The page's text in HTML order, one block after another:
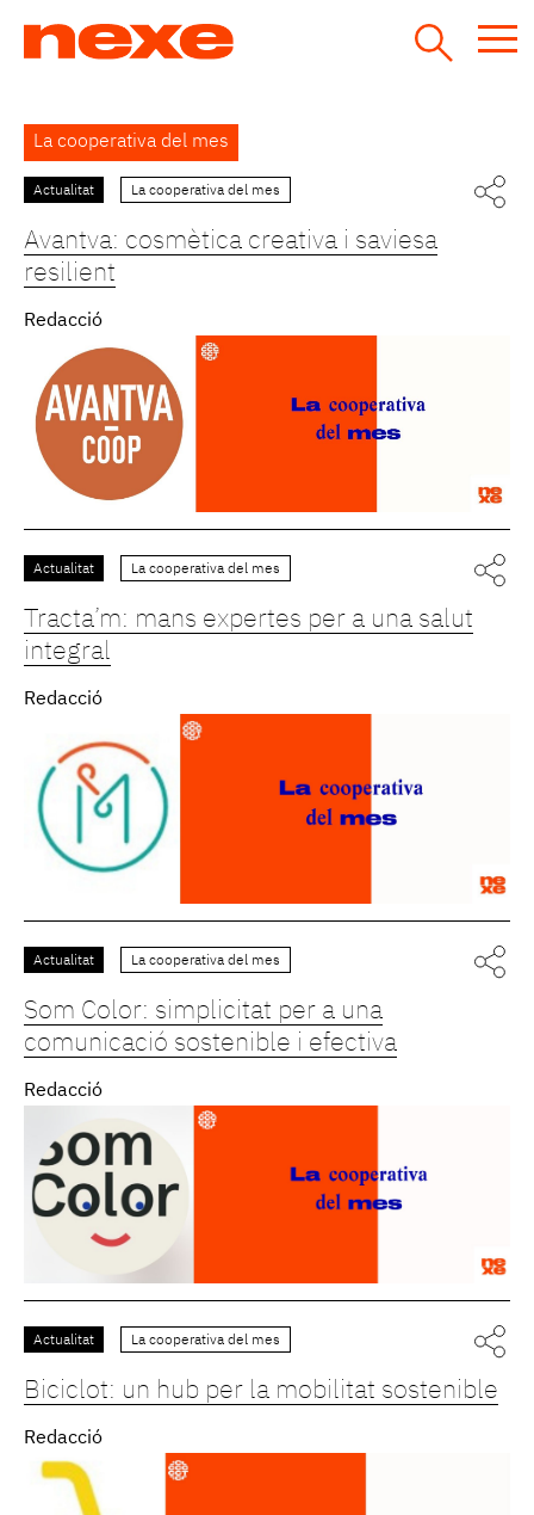
Back
to
top
La cooperativa del mes
Actualitat La cooperativa del mes
Avantva: cosmètica creativa i saviesa
resilient
Redacció
Actualitat La cooperativa del mes
Tracta’m: mans expertes per a una salut
integral
Redacció
Actualitat La cooperativa del mes
Som Color: simplicitat per a una
comunicació sostenible i efectiva
Redacció
Actualitat La cooperativa del mes
Biciclot: un hub per la mobilitat sostenible
Redacció
Pàgines